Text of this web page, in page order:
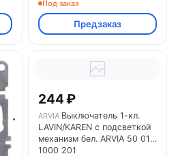
Под заказ
Предзаказ
244 ₽
ARVIA Выключатель 1-кл.
LAVIN/KAREN с подсветкой
механизм бел. ARVIA 50 01
1000 201